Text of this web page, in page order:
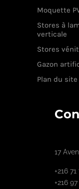
Moquette
Stores à
verticale
Stores
Gazon
Plan du site
17
+216
+216